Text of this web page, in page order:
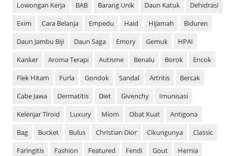
Lowongan Kerja
BAB Barang Unik Daun Katuk
Dehidrasi
Exim
Cara Belanja Empedu Haid Hijamah
Biduren
Daun Jambu Biji
Daun Saga Emory Gemuk
HPAI
Kanker
Aroma Terapi Autisme Benalu Borok
Encok
Flek Hitam
Furla Gondok Sandal Artritis
Bercak
Cabe Jawa
Dermatitis Diet Givenchy
Imunisasi
Kelenjar Tiroid
Luxury Miom Obat Kuat
Antigona
Bag
Bucket Bulus Christian Dior Cikungunya
Classic
Faringitis
Fashion Featured Fendi Gout
Hernia